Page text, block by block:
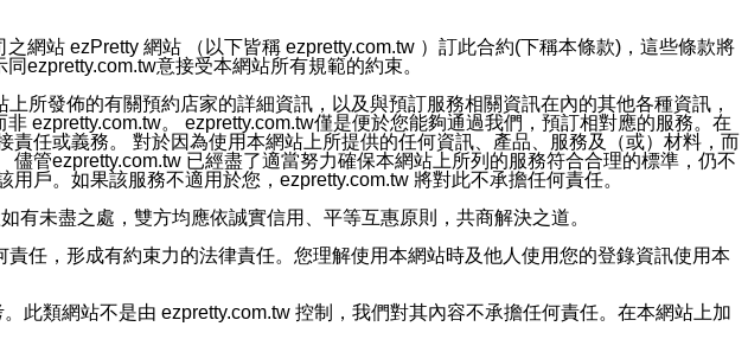
郵件供您參考。您能依照該資料或電子郵件所指示之方法、說明或功能連結，隨時
型訊息。
送。滿足以下三個條件者，將可收到通知型訊息。
網站 ezPretty 網站 （以下皆稱 ezpretty.com.tw ）訂此合約(下稱本條款)，這些條款將
ezpretty.com.tw意接受本網站所有規範的約束。
所發佈的有關預約店家的詳細資訊，以及與預訂服務相關資訊在內的其他各種資訊，
ezpretty.com.tw。 ezpretty.com.tw僅是便於您能夠通過我們，預訂相對應的服務。在
任或義務。 對於因為使用本網站上所提供的任何資訊、產品、服務及（或）材料，而
管ezpretty.com.tw 已經盡了適當努力確保本網站上所列的服務符合合理的標準，仍不
戶。如果該服務不適用於您，ezpretty.com.tw 將對此不承擔任何責任。
未盡之處，雙方均應依誠實信用、平等互惠原則，共商解決之道。
任，形成有約束力的法律責任。您理解使用本網站時及他人使用您的登錄資訊使用本
此類網站不是由 ezpretty.com.tw 控制，我們對其內容不承擔任何責任。在本網站上加